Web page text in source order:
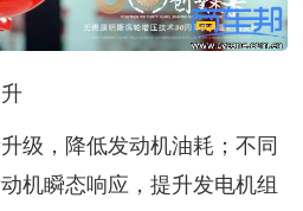
级，降低发动机油耗；不同
机瞬态响应，提升发电机组